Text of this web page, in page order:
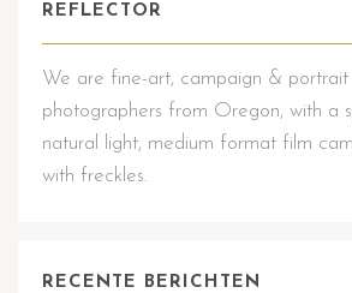
REFLECTOR
We are fine-art, campaign & portrait
photographers from Oregon, with a
natural light, medium format film
with freckles.
RECENTE BERICHTEN